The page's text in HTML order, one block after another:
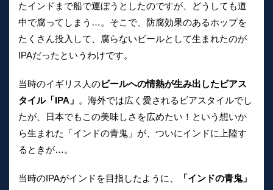
たインドまで船で運ぼうとしたのですが、どうしても道
中で腐ってしまう…。そこで、防腐効果のあるホップを
たくさん投入して、腐らないビールとして生まれたのが
IPAだったというわけです。
当時のイギリス人のビールへの情熱が生み出したビアス
タイル「IPA」 。海外では広く愛されるビアスタイルでし
たが、日本でもこの美味しさを広めたい！という想いか
ら生まれた「インドの青鬼」が、ついにインドに上陸す
るときが…。
当時のIPAがインドを目指したように、
「インドの青鬼」